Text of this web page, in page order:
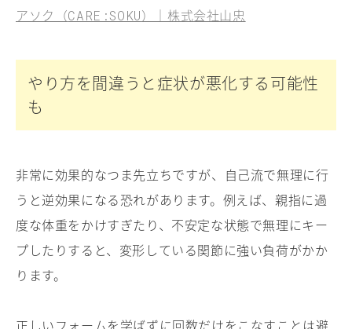
アソク（CARE:SOKU）｜株式会社山忠
やり方を間違うと症状が悪化する可能性
も
非常に効果的なつま先立ちですが、自己流で無理に行
うと逆効果になる恐れがあります。例えば、親指に過
度な体重をかけすぎたり、不安定な状態で無理にキー
プしたりすると、変形している関節に強い負荷がかか
ります。
正しいフォームを学ばずに回数だけをこなすことは避